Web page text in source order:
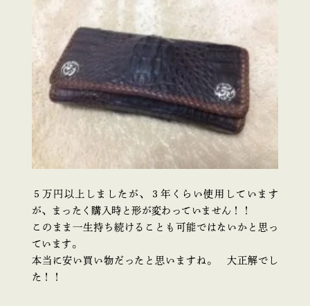
５万円以上しましたが、３年くらい使用しています
が、まったく購入時と形が変わっていません！！
このまま一生持ち続けることも可能ではないかと思っ
ています。
本当に安い買い物だったと思いますね。 大正解でし
た！！